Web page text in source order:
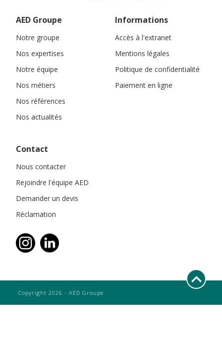
AED Groupe
Notre groupe
Nos expertises
Notre équipe
Nos métiers
Nos références
Nos actualités
Informations
Accès à l'extranet
Mentions légales
Politique de confidentialité
Paiement en ligne
Contact
Nous contacter
Rejoindre l'équipe AED
Demander un devis
Réclamation
Copyright 2026 - AED Groupe